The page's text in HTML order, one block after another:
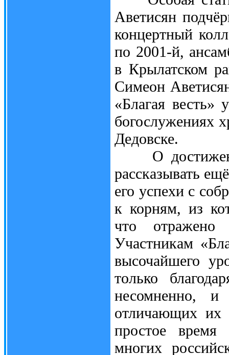
Аветисян
концертный
по 2001-й,
в Крылатском
Симеон
«Благая весть»
богослужениях
Дедовске.
О
рассказывать
его успехи с
к корням, из
что
Участникам
высочайшего
только
несомненно, и
отличающих их
простое
многих